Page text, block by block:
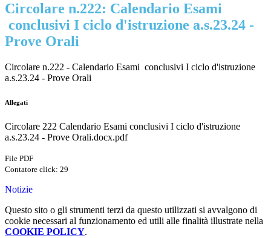
Circolare n.222: Calendario Esami
conclusivi I ciclo d'istruzione a.s.23.24 -
Prove Orali
Circolare n.222 - Calendario Esami conclusivi I ciclo d'istruzione
a.s.23.24 - Prove Orali
Allegati
Circolare 222 Calendario Esami conclusivi I ciclo d'istruzione
a.s.23.24 - Prove Orali.docx.pdf
File PDF
Contatore click: 29
Notizie
Questo sito o gli strumenti terzi da questo utilizzati si avvalgono di
cookie necessari al funzionamento ed utili alle finalità illustrate nella
COOKIE POLICY.